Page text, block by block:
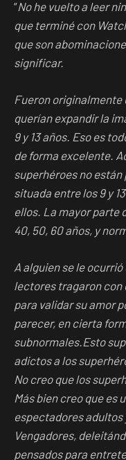
“No he vuelto a leer
que terminé con
que son
significar.
Fueron
querían expandir la
9 y 13 años. Eso es
de forma excelente.
superhéroes no
situada entre los 9 y
ellos. La mayor parte
40, 50, 60 años, y
A alguien se le
lectores tragaron con
para validar su amor
parecer, en cierta
subnormales.Esto
adictos a los
No creo que los
Más bien creo que es
espectadores adultos
Vengadores,
pensados para